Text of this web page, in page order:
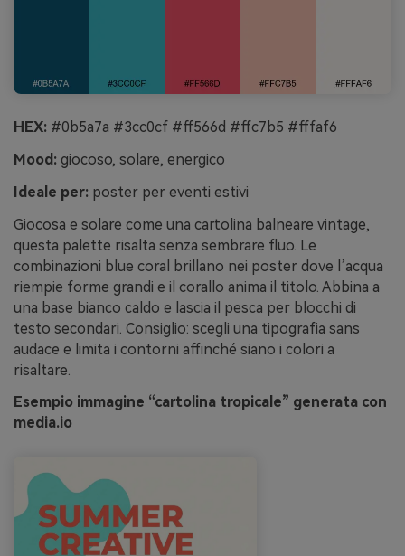
HEX: #0b5a7a #3cc0cf #ff566d #ffc7b5 #fffaf6
Mood: giocoso, solare, energico
Ideale per: poster per eventi estivi
Giocosa e solare come una cartolina balneare vintage,
questa palette risalta senza sembrare fluo. Le
combinazioni blue coral brillano nei poster dove l’acqua
riempie forme grandi e il corallo anima il titolo. Abbina a
una base bianco caldo e lascia il pesca per blocchi di
testo secondari. Consiglio: scegli una tipografia sans
audace e limita i contorni affinché siano i colori a
risaltare.
Esempio immagine “cartolina tropicale” generata con
media.io